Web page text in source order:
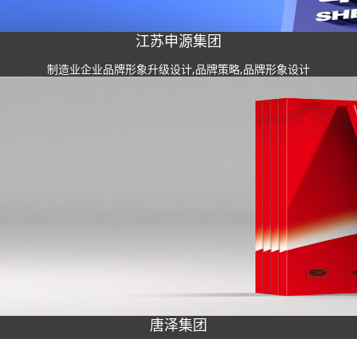
江苏申源集团
制造业企业品牌形象升级设计,品牌策略,品牌形象设计
唐泽集团